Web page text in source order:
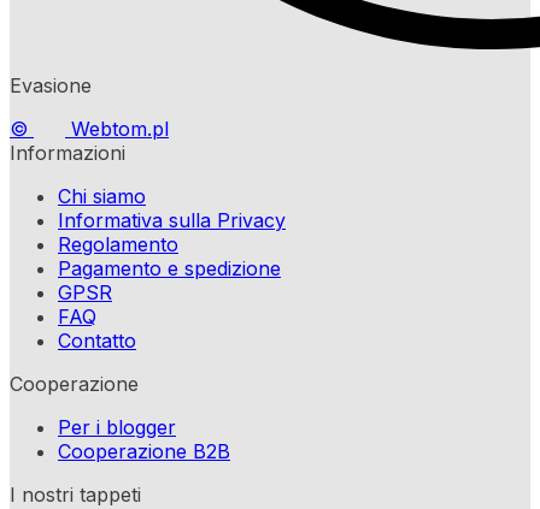
Evasione
©
Webtom.pl
Informazioni
Chi siamo
Informativa sulla Privacy
Regolamento
Pagamento e spedizione
GPSR
FAQ
Contatto
Cooperazione
Per i blogger
Cooperazione B2B
I nostri tappeti